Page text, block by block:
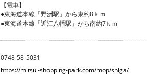
【電車】
●東海道本線「野洲駅」から東約8ｋｍ
●東海道本線「近江八幡駅」から南約7ｋｍ
0748-58-5031
https://mitsui-shopping-park.com/mop/shiga/